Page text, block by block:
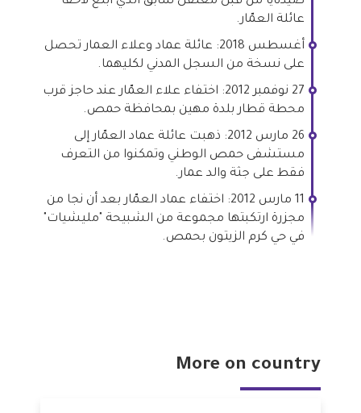
عائلة العمّار.
أغسطس 2018: عائلة عماد وعلاء العمار تحصل
على نسخة من السجل المدني لكليهما.
27 نوفمبر 2012: اختفاء علاء العمّار عند حاجز قرب
محطة قطار بلدة مهين بمحافظة حمص.
26 مارس 2012: ذهبت عائلة عماد العمّار إلى
مستشفى حمص الوطني وتمكنوا من التعرف
فقط على جثة والد عمار.
11 مارس 2012: اختفاء عماد العمّار بعد أن نجا من
مجزرة ارتكبتها مجموعة من الشبيحة "مليشيات"
في حي كرم الزيتون بحمص.
More on country